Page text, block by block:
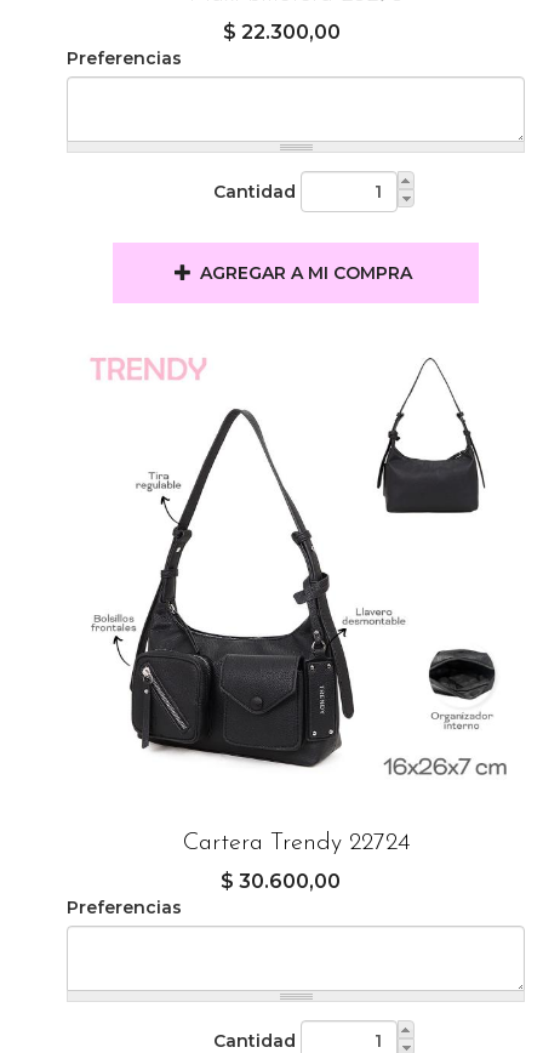
$ 22.300,00
Preferencias
Cantidad
AGREGAR A MI COMPRA
Cartera Trendy 22724
$ 30.600,00
Preferencias
Cantidad